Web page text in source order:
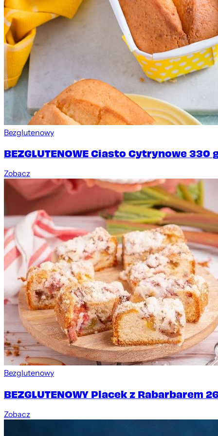
Bezglutenowy
BEZGLUTENOWE Ciasto Cytrynowe 330
Zobacz
Bezglutenowy
BEZGLUTENOWY Placek z Rabarbarem
Zobacz